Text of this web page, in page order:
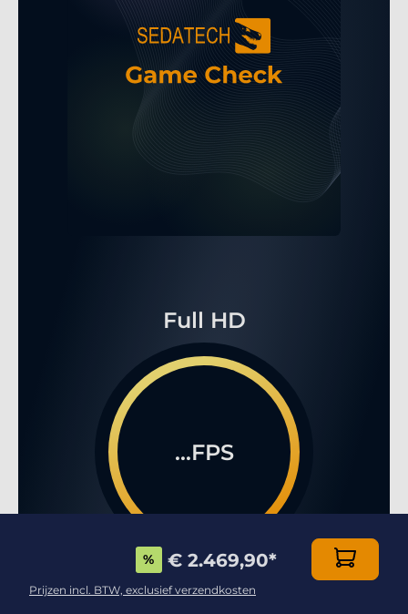
Full HD
...FPS
WQHD
% € 2.469,90*
Prijzen incl. BTW, exclusief verzendkosten